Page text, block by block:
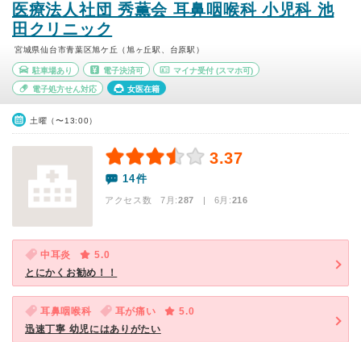
医療法人社団 秀薫会 耳鼻咽喉科 小児科 池
田クリニック
宮城県仙台市青葉区旭ケ丘（旭ヶ丘駅、台原駅）
駐車場あり 電子決済可 マイナ受付 (スマホ可)
電子処方せん対応 女医在籍
土曜（〜13:00）
3.37
14件
アクセス数 7月:287 | 6月:216
中耳炎
5.0
とにかくお勧め！！
耳鼻咽喉科 耳が痛い
5.0
迅速丁寧 幼児にはありがたい